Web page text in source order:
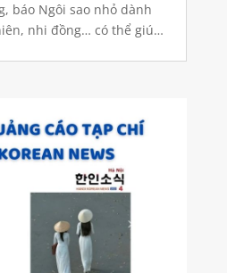
báo Ngôi sao nhỏ dành
nhi đồng… có thể giúp